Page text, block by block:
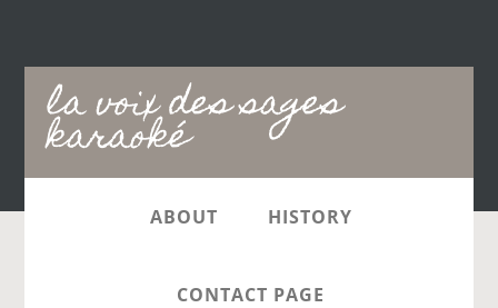
la voix des sages
karaoké
Main
navigation
ABOUT HISTORY
CONTACT PAGE
La Voix Des Sages — Karaoké Avec Chant